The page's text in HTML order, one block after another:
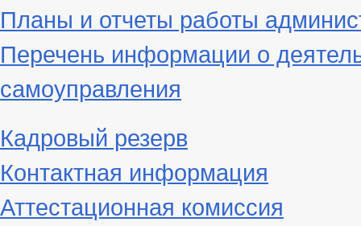
Планы и отчеты работы
Перечень информации о
самоуправления
Кадровый резерв
Контактная информация
Аттестационная комиссия